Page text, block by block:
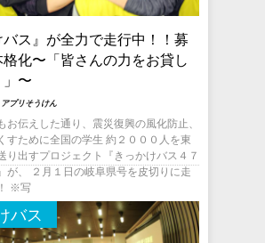
バス』が全力で走行中！！募
化〜「皆さんの力をお貸し
」〜
プリそうけん
お伝えした通り、震災復興の風化防止、
すために全国の学生 約２０００人を東
り出すプロジェクト『きっかけバス４７
が、 ２月１日の岐阜県号を皮切りに走
※写
バス